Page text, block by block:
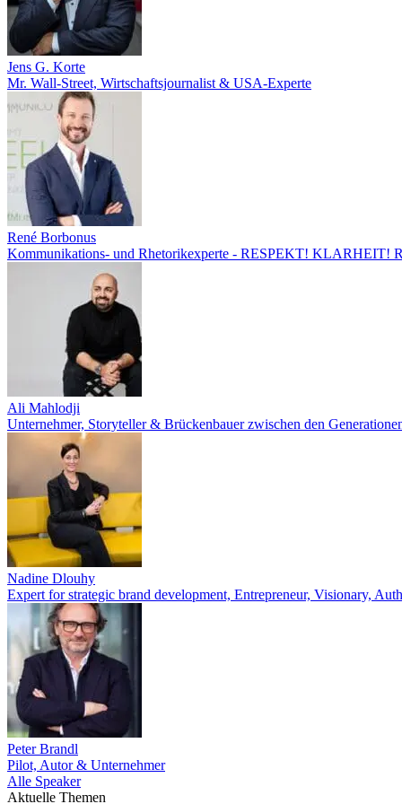
Jens G. Korte
Mr. Wall-Street, Wirtschaftsjournalist & USA-Experte
René Borbonus
Kommunikations- und Rhetorikexperte - RESPEKT! KLARHEIT!
Ali Mahlodji
Unternehmer, Storyteller & Brückenbauer zwischen den
Nadine Dlouhy
Expert for strategic brand development, Entrepreneur, Visionary,
Peter Brandl
Pilot, Autor & Unternehmer
Alle Speaker
Aktuelle Themen